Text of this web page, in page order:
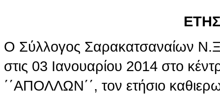
Ο Σύλλογος Σαρακατσαναίων
στις 03 Ιανουαρίου 2014 στο
΄΄ΑΠΟΛΛΩΝ΄΄, τον ετήσιο